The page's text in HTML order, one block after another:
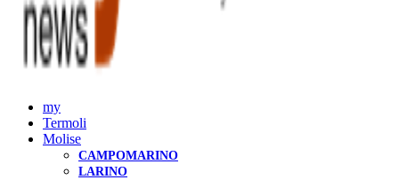
my
Termoli
Molise
CAMPOMARINO
LARINO